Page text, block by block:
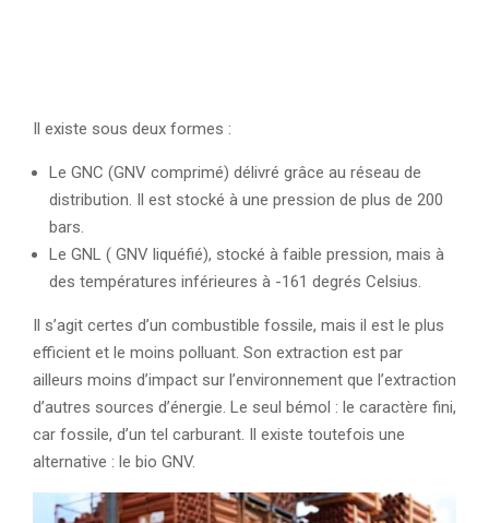
Il existe sous deux formes :
Le GNC (GNV comprimé) délivré grâce au réseau de
distribution. Il est stocké à une pression de plus de 200
bars.
Le GNL ( GNV liquéfié), stocké à faible pression, mais à
des températures inférieures à -161 degrés Celsius.
Il s’agit certes d’un combustible fossile, mais il est le plus
efficient et le moins polluant. Son extraction est par
ailleurs moins d’impact sur l’environnement que l’extraction
d’autres sources d’énergie. Le seul bémol : le caractère fini,
car fossile, d’un tel carburant. Il existe toutefois une
alternative : le bio GNV.